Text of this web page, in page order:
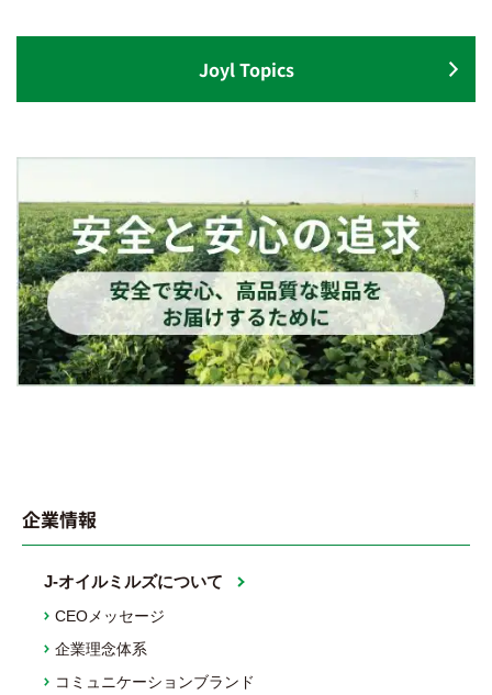
Joyl Topics
企業情報
J-オイルミルズについて
CEOメッセージ
企業理念体系
コミュニケーションブランド